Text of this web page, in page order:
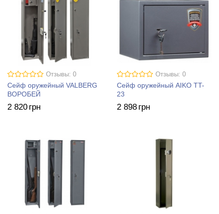
Отзывы: 0
Сейф оружейный VALBERG
ВОРОБЕЙ
2 820 грн
Отзывы: 0
Сейф оружейный AIKO TT-
23
2 898 грн